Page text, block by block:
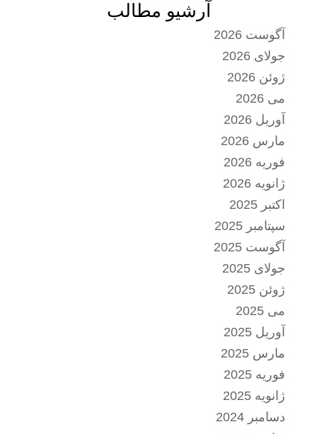
آرشیو مطالب
آگوست 2026
جولای 2026
ژوئن 2026
می 2026
آوریل 2026
مارس 2026
فوریه 2026
ژانویه 2026
اکتبر 2025
سپتامبر 2025
آگوست 2025
جولای 2025
ژوئن 2025
می 2025
آوریل 2025
مارس 2025
فوریه 2025
ژانویه 2025
دسامبر 2024